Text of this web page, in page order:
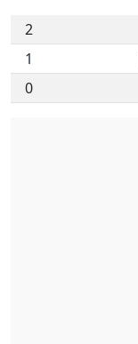
2
1
0